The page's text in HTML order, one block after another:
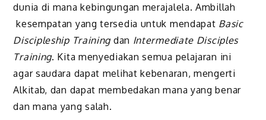
dunia di mana kebingungan merajalela. Ambillah
kesempatan yang tersedia untuk mendapat Basic
Discipleship Trainingdan Intermediate Disciples
Training. Kita menyediakan semua pelajaran ini
agar saudara dapat melihat kebenaran, mengerti
Alkitab, dan dapat membedakan mana yang benar
dan mana yang salah.